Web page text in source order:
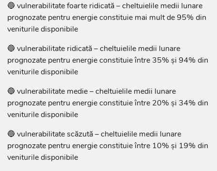
🔵 vulnerabilitate foarte ridicată – cheltuielile medii lunare
prognozate pentru energie constituie mai mult de 95% din
veniturile disponibile
🔵 vulnerabilitate ridicată – cheltuielile medii lunare
prognozate pentru energie constituie între 35% și 94% din
veniturile disponibile
🔵 vulnerabilitate medie – cheltuielile medii lunare
prognozate pentru energie constituie între 20% și 34% din
veniturile disponibile
🔵 vulnerabilitate scăzută – cheltuielile medii lunare
prognozate pentru energie constituie între 10% și 19% din
veniturile disponibile